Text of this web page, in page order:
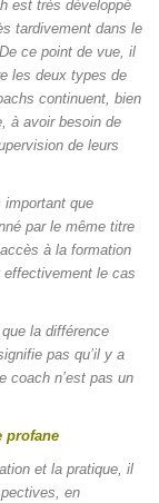
est très développé
tardivement dans le
ce point de vue, il
les deux types de
continuent, bien
à avoir besoin de
de leurs
important que
par le même titre
à la formation
le cas
la différence
pas qu’il y a
coach n’est pas un
profane
et la pratique, il
en